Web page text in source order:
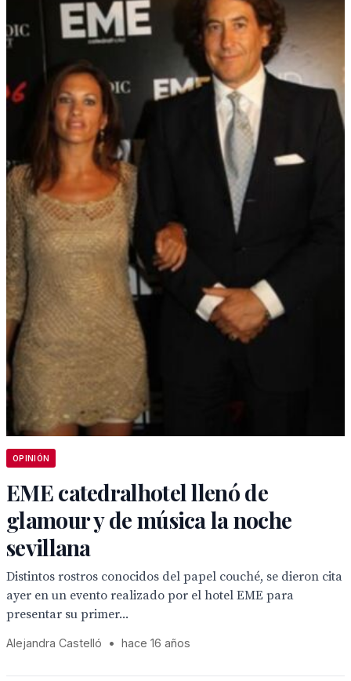
OPINIÓN
EME catedralhotel llenó de
glamour y de música la noche
sevillana
Distintos rostros conocidos del papel couché, se dieron cita
ayer en un evento realizado por el hotel EME para
presentar su primer...
Alejandra Castelló • hace 16 años